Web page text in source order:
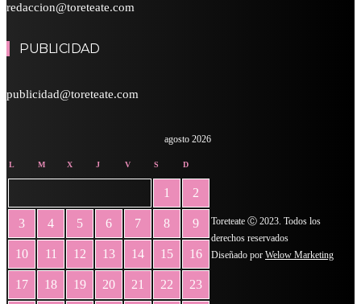
redaccion@toreteate.com
PUBLICIDAD
publicidad@toreteate.com
agosto 2026
L M X J V S D
1 2
3 4 5 6 7 8 9
10 11 12 13 14 15 16
17 18 19 20 21 22 23
Toreteate Ⓒ 2023. Todos los
derechos reservados
Diseñado por Welow Marketing